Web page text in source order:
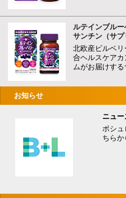
ルテインブル
サンチン（サプ
北欧産ビルベ
合ヘルスケアカ
ムがお届けする
お知らせ
ニュ
ボシュ
ちらか